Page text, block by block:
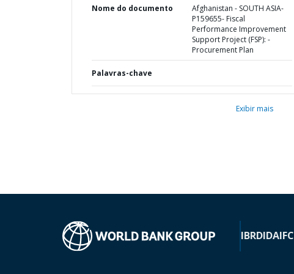
Nome do documento
Afghanistan - SOUTH ASIA-
P159655- Fiscal
Performance Improvement
Support Project (FSP): -
Procurement Plan
Palavras-chave
Exibir mais
IBRDIDAIFC